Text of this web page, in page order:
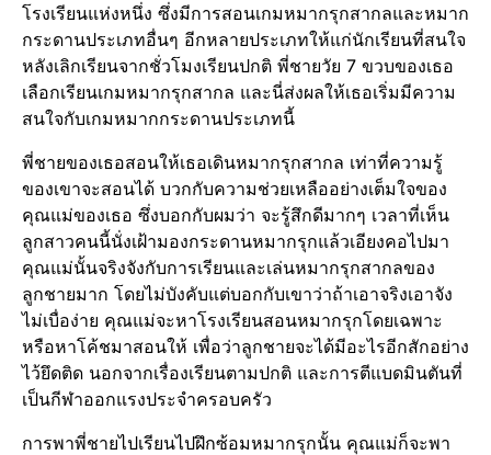
โรงเรียนแห่งหนึ่ง ซึ่งมีการสอนเกมหมากรุกสากลและหมาก
กระดานประเภทอื่นๆ อีกหลายประเภทให้แก่นักเรียนที่สนใจ
หลังเลิกเรียนจากชั่วโมงเรียนปกติ พี่ชายวัย 7 ขวบของเธอ
เลือกเรียนเกมหมากรุกสากล และนี่ส่งผลให้เธอเริ่มมีความ
สนใจกับเกมหมากกระดานประเภทนี้
พี่ชายของเธอสอนให้เธอเดินหมากรุกสากล เท่าที่ความรู้
ของเขาจะสอนได้ บวกกับความช่วยเหลืออย่างเต็มใจของ
คุณแม่ของเธอ ซึ่งบอกกับผมว่า จะรู้สึกดีมากๆ เวลาที่เห็น
ลูกสาวคนนี้นั่งเฝ้ามองกระดานหมากรุกแล้วเอียงคอไปมา
คุณแม่นั้นจริงจังกับการเรียนและเล่นหมากรุกสากลของ
ลูกชายมาก โดยไม่บังคับแต่บอกกับเขาว่าถ้าเอาจริงเอาจัง
ไม่เบื่อง่าย คุณแม่จะหาโรงเรียนสอนหมากรุกโดยเฉพาะ
หรือหาโค้ชมาสอนให้ เพื่อว่าลูกชายจะได้มีอะไรอีกสักอย่าง
ไว้ยึดติด นอกจากเรื่องเรียนตามปกติ และการตีแบดมินตันที่
เป็นกีฬาออกแรงประจำครอบครัว
การพาพี่ชายไปเรียนไปฝึกซ้อมหมากรุกนั้น คุณแม่ก็จะพา